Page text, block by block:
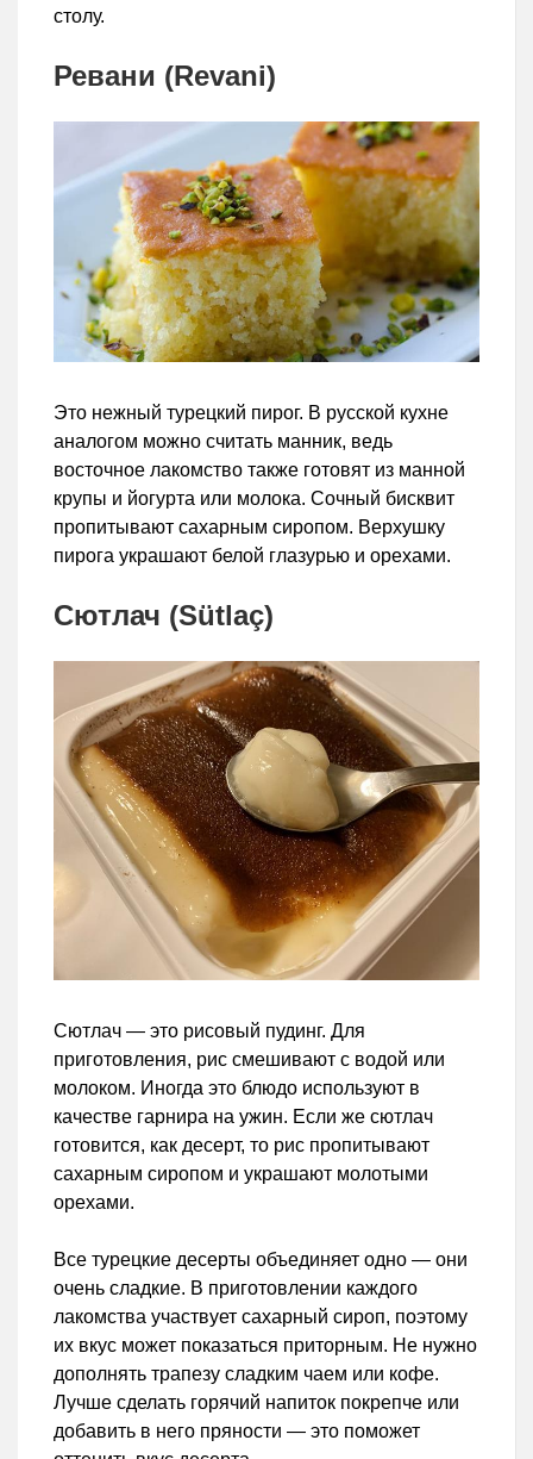
столу.
Ревани (Revani)
Это нежный турецкий пирог. В русской кухне
аналогом можно считать манник, ведь
восточное лакомство также готовят из манной
крупы и йогурта или молока. Сочный бисквит
пропитывают сахарным сиропом. Верхушку
пирога украшают белой глазурью и орехами.
Сютлач (Sütlaç)
Сютлач — это рисовый пудинг. Для
приготовления, рис смешивают с водой или
молоком. Иногда это блюдо используют в
качестве гарнира на ужин. Если же сютлач
готовится, как десерт, то рис пропитывают
сахарным сиропом и украшают молотыми
орехами.
Все турецкие десерты объединяет одно — они
очень сладкие. В приготовлении каждого
лакомства участвует сахарный сироп, поэтому
их вкус может показаться приторным. Не нужно
дополнять трапезу сладким чаем или кофе.
Лучше сделать горячий напиток покрепче или
добавить в него пряности — это поможет